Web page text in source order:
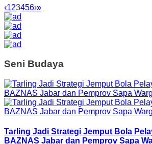
‹123456›»
Seni Budaya
Tarling Jadi Strategi Jemput Bola
BAZNAS Jabar dan Pemprov Sapa